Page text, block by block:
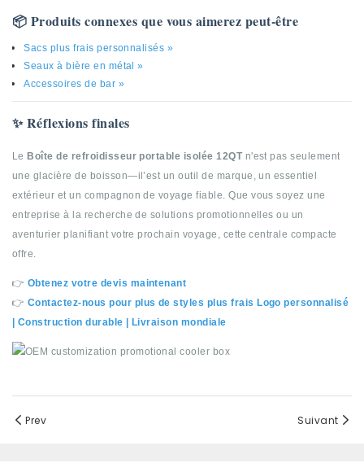
📦 Produits connexes que vous aimerez peut-être
Sacs plus frais personnalisés »
Seaux à bière en métal »
Accessoires de bar »
✨ Réflexions finales
Le Boîte de refroidisseur portable isolée 12QT n'est pas seulement
une glacière de boisson—il’est un outil de marque, un essentiel
extérieur et un compagnon de voyage fiable. Que vous soyez une
entreprise à la recherche de solutions promotionnelles ou un
aventurier planifiant votre prochain voyage, cette centrale compacte
offre.
👉 Obtenez votre devis maintenant
👉 Contactez-nous pour plus de styles plus frais Logo personnalisé
| Construction durable | Livraison mondiale
Prev Suivant